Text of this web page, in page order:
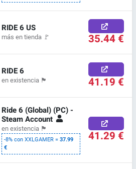
RIDE 6 US
más en tienda 🚩 35.44 €
RIDE 6
en existencia 🏴 41.19 €
Ride 6 (Global) (PC) -
Steam Account
en existencia 🏴
-8% con XXLGAMER =37.99
€
41.29 €